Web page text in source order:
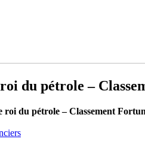
du pétrole –
du pétrole – Classement